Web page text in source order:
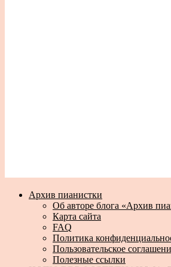
Архив пианистки
Об авторе блога «Архив
Карта сайта
FAQ
Политика
Пользовательское
Полезные ссылки